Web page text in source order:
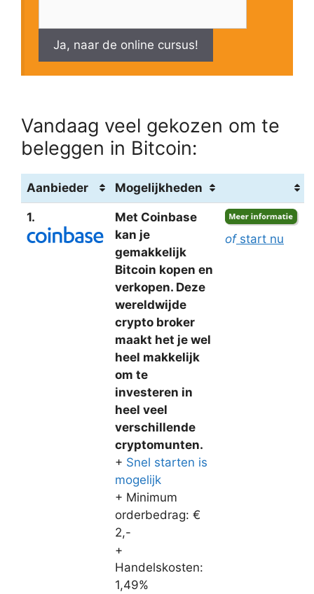
Ja, naar de online cursus!
Vandaag veel gekozen om te
beleggen in Bitcoin:
Aanbieder Mogelijkheden
1.
Met Coinbase
kan je
gemakkelijk
Bitcoin kopen en
verkopen. Deze
wereldwijde
crypto broker
maakt het je wel
heel makkelijk
om te
investeren in
heel veel
verschillende
cryptomunten.
+ Snel starten is
mogelijk
+ Minimum
orderbedrag: €
2,-
+
Handelskosten:
1,49%
ofstart nu